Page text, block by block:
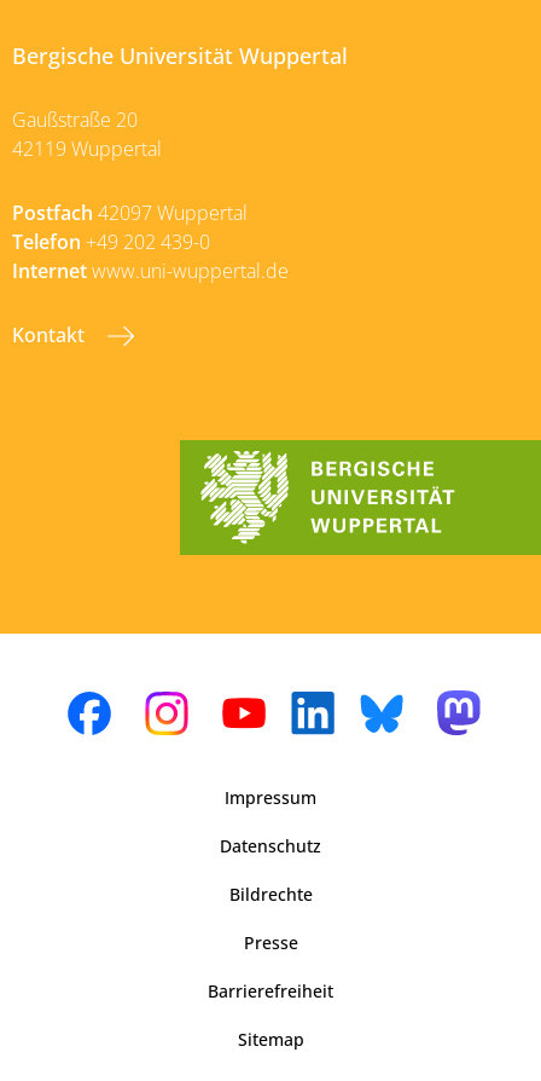
Bergische Universität Wuppertal
Gaußstraße 20
42119 Wuppertal
Postfach 42097 Wuppertal
Telefon +49 202 439-0
Internetwww.uni-wuppertal.de
Kontakt
Impressum
Datenschutz
Bildrechte
Presse
Barrierefreiheit
Sitemap